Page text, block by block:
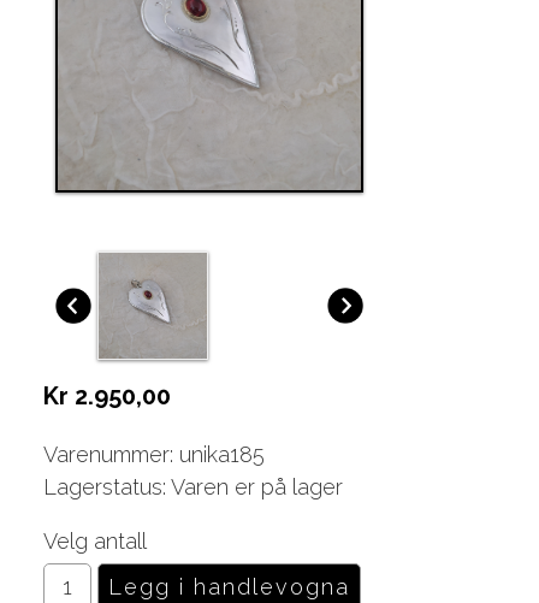
Kr 2.950,00
Varenummer: unika185
Lagerstatus: Varen er på lager
Velg antall